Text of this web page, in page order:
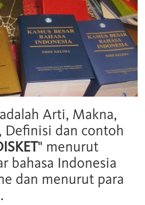
Arti, Makna,
Definisi dan contoh
" menurut
bahasa Indonesia
dan menurut para